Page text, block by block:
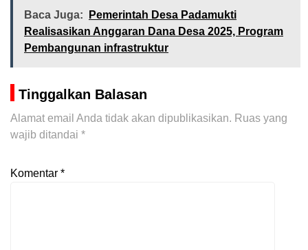
Baca Juga:
Pemerintah Desa Padamukti
Realisasikan Anggaran Dana Desa 2025, Program
Pembangunan infrastruktur
Tinggalkan Balasan
Alamat email Anda tidak akan dipublikasikan. Ruas yang
wajib ditandai *
Komentar *